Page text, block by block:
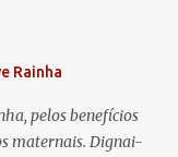
Rainha
pelos benefícios
maternais. Dignai-